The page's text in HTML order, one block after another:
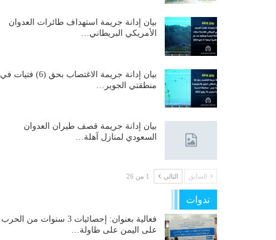
بيان إدانة جريمة استهداف طائرات العدوان
الأمريكي البريطاني…
بيان إدانة جريمة الاغتصاب بحق (6) فتيات في
منطقتي الجوير…
بيان إدانة جريمة قصف طيران العدوان
السعودي لمنازل آهلة…
السابق التالي 1 من 26
ندوات
فعالية بعنوان: إحصائيات 3 سنوات من الحرب
على اليمن على طاولة…